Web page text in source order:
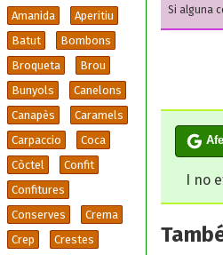
Amanida
Aperitiu
Batut
Bombons
Broqueta
Brou
Bunyols
Canelons
Canapès
Caramels
Carpaccio
Coca
Còctel
Confit
Confitures
Conserves
Crema
Crep
Crestes
Si alguna
I no